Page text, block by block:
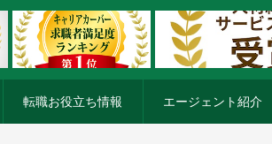
転職お役立ち情報 エージェント紹介